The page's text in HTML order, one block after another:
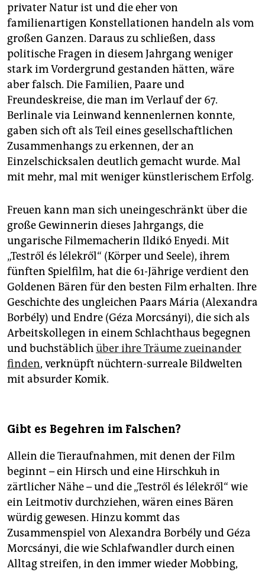
privater Natur ist und die eher von
familienartigen Konstellationen handeln als vom
großen Ganzen. Daraus zu schließen, dass
politische Fragen in diesem Jahrgang weniger
stark im Vordergrund gestanden hätten, wäre
aber falsch. Die Familien, Paare und
Freundeskreise, die man im Verlauf der 67.
Berlinale via Leinwand kennenlernen konnte,
gaben sich oft als Teil eines gesellschaftlichen
Zusammenhangs zu erkennen, der an
Einzelschicksalen deutlich gemacht wurde. Mal
mit mehr, mal mit weniger künstlerischem Erfolg.
Freuen kann man sich uneingeschränkt über die
große Gewinnerin dieses Jahrgangs, die
ungarische Filmemacherin Ildikó Enyedi. Mit
„Testről és lélekről“ (Körper und Seele), ihrem
fünften Spielfilm, hat die 61-Jährige verdient den
Goldenen Bären für den besten Film erhalten. Ihre
Geschichte des ungleichen Paars Mária (Alexandra
Borbély) und Endre (Géza Morcsányi), die sich als
Arbeitskollegen in einem Schlachthaus begegnen
und buchstäblichüber ihre Träume zueinander
finden, verknüpft nüchtern-surreale Bildwelten
mit absurder Komik.
Gibt es Begehren im Falschen?
Allein die Tieraufnahmen, mit denen der Film
beginnt – ein Hirsch und eine Hirschkuh in
zärtlicher Nähe – und die „Testről és lélekről“ wie
ein Leitmotiv durchziehen, wären eines Bären
würdig gewesen. Hinzu kommt das
Zusammenspiel von Alexandra Borbély und Géza
Morcsányi, die wie Schlafwandler durch einen
Alltag streifen, in den immer wieder Mobbing,